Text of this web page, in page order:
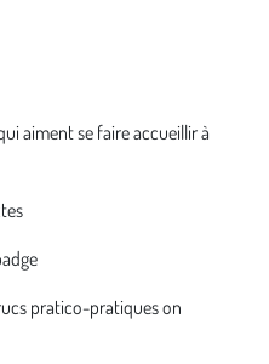
aiment se faire accueillir à
pratico-pratiques on